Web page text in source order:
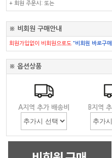
+ 회원 주문시: 또는
※ 비회원 구매안내
회원가입없이 비회원으로도 "비회원 바로구
※ 옵션상품
A지역 추가 배송비 B지역